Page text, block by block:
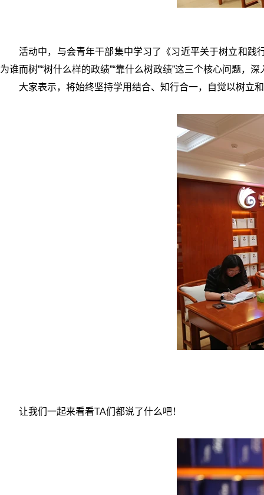
活动中，与会青年干部集中学习了《习近平关于树立和践
为谁而树”“树什么样的政绩”“靠什么树政绩”这三个核心问题，
大家表示，将始终坚持学用结合、知行合一，自觉以树立
让我们一起来看看TA们都说了什么吧！